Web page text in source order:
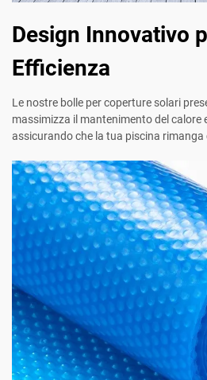
Design Innovativo
Efficienza
Le nostre bolle per coperture solari
massimizza il mantenimento del calore
assicurando che la tua piscina rimanga